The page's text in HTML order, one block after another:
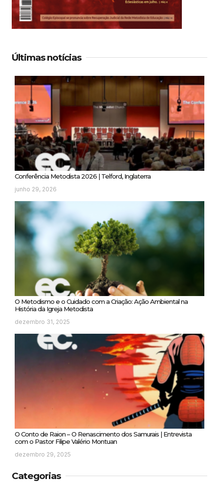
Últimas notícias
Conferência Metodista 2026 | Telford, Inglaterra
junho 29, 2026
O Metodismo e o Cuidado com a Criação: Ação Ambiental na
História da Igreja Metodista
dezembro 31, 2025
O Conto de Raion – O Renascimento dos Samurais | Entrevista
com o Pastor Filipe Valério Montuan
dezembro 29, 2025
Categorias